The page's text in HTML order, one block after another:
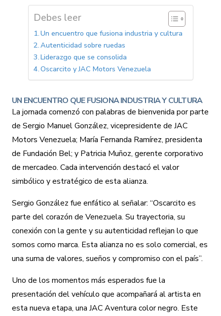
Debes leer
Un encuentro que fusiona industria y cultura
Autenticidad sobre ruedas
Liderazgo que se consolida
Oscarcito y JAC Motors Venezuela
UN ENCUENTRO QUE FUSIONA INDUSTRIA Y CULTURA
La jornada comenzó con palabras de bienvenida por parte
de Sergio Manuel González, vicepresidente de JAC
Motors Venezuela; María Fernanda Ramírez, presidenta
de Fundación Bel; y Patricia Muñoz, gerente corporativo
de mercadeo. Cada intervención destacó el valor
simbólico y estratégico de esta alianza.
Sergio González fue enfático al señalar: “Oscarcito es
parte del corazón de Venezuela. Su trayectoria, su
conexión con la gente y su autenticidad reflejan lo que
somos como marca. Esta alianza no es solo comercial, es
una suma de valores, sueños y compromiso con el país”.
Uno de los momentos más esperados fue la
presentación del vehículo que acompañará al artista en
esta nueva etapa, una JAC Aventura color negro. Este